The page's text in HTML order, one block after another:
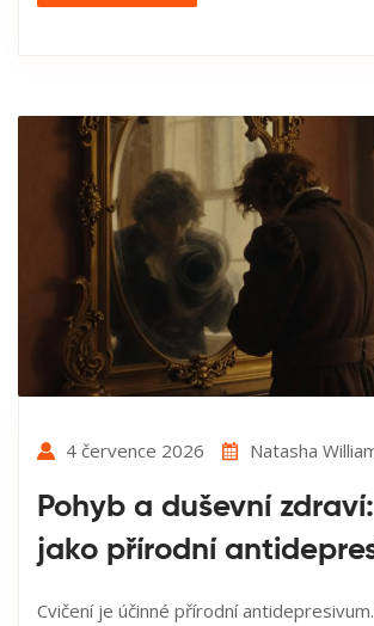
4 července 2026 Natasha
Pohyb a duševní
jako přírodní
Cvičení je účinné přírodní